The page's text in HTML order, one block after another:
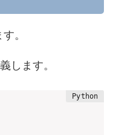
。
します。